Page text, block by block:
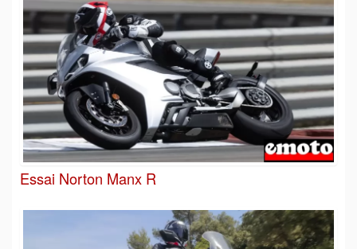
Essai Norton Manx R